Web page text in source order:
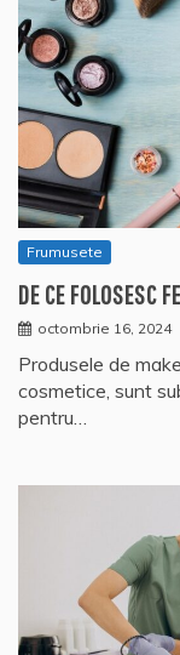
Frumusete
DE CE FOLOSESC
octombrie 16, 2024
Produsele de
cosmetice, sunt
pentru…